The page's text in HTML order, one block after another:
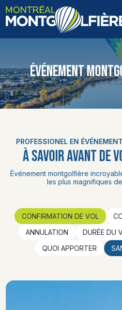
QUI SOMMES-NOUS
FAQ
PHOTOS ET VIDÉOS
CONTACT
ÉVÉNEMENT
PROFESSIONEL EN
À SAVOIR AVANT DE
Événement montgolfière
les plus magnifiques
CONFIRMATION DE VOL
ANNULATION
DURÉE DU
QUOI APPORTER